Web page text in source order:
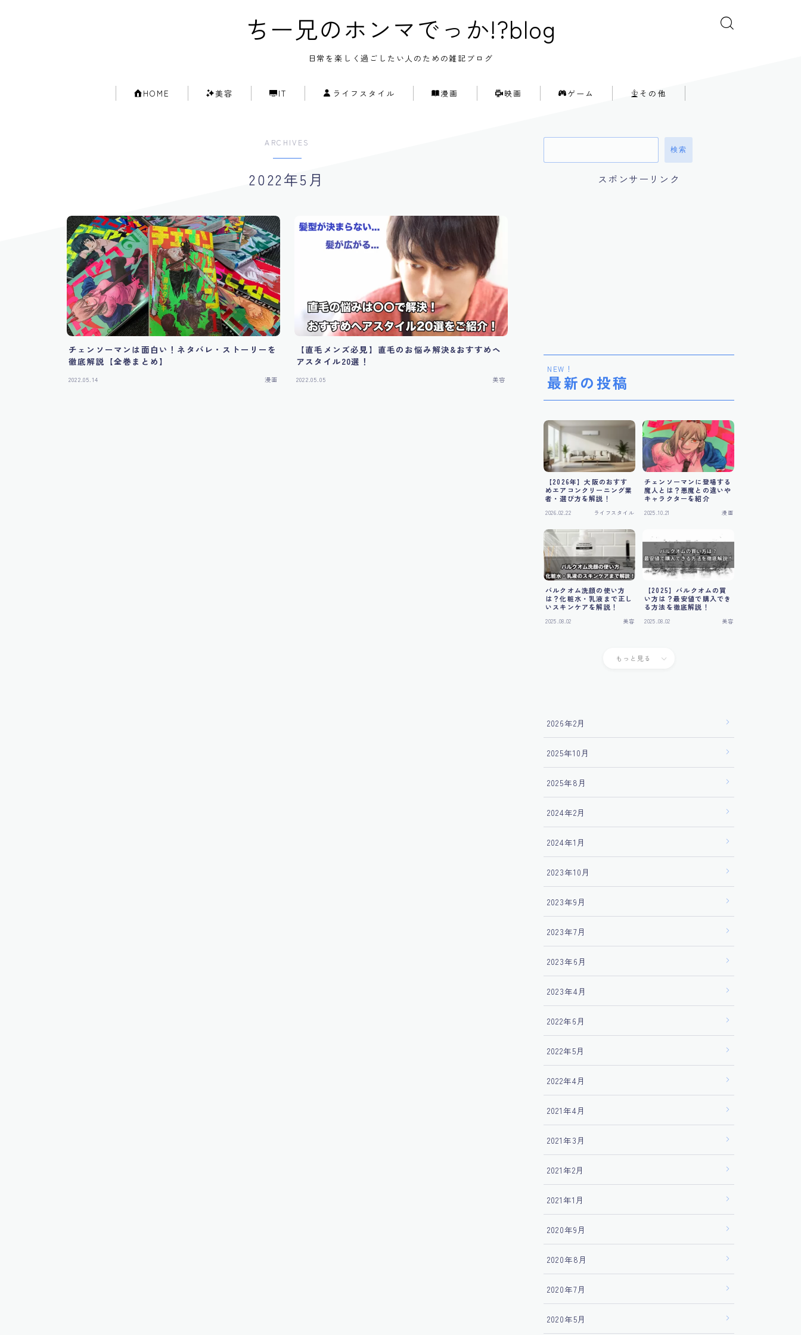
ちー兄のホンマでっか!?blog
日常を楽しく過ごしたい人のための雑記ブログ
HOME 美容 IT ライフスタイル 漫画 映画 ゲーム その他
ARCHIVES
2022年5月
チェンソーマンは面白い！ネタバレ・ストーリーを
徹底解説【全巻まとめ】
2022.05.14 漫画
【直毛メンズ必見】直毛のお悩み解決&おすすめヘ
アスタイル20選！
2022.05.05 美容
検索
スポンサーリンク
NEW！
最新の投稿
【2026年】大阪のおすす
めエアコンクリーニング業
者・選び方を解説！
2026.02.22 ライフスタイル
チェンソーマンに登場する
魔人とは？悪魔との違いや
キャラクターを紹介
2025.10.21 漫画
バルクオム洗顔の使い方
は？化粧水・乳液まで正し
いスキンケアを解説！
2025.08.02 美容
【2025】バルクオムの買
い方は？最安値で購入でき
る方法を徹底解説！
2025.08.02 美容
もっと見る
2026年2月
2025年10月
2025年8月
2024年2月
2024年1月
2023年10月
2023年9月
2023年7月
2023年6月
2023年4月
2022年6月
2022年5月
2022年4月
2021年4月
2021年3月
2021年2月
2021年1月
2020年9月
2020年8月
2020年7月
2020年5月